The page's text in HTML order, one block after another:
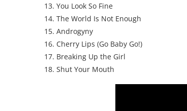
13. You Look So Fine
14. The World Is Not Enough
15. Androgyny
16. Cherry Lips (Go Baby Go!)
17. Breaking Up the Girl
18. Shut Your Mouth